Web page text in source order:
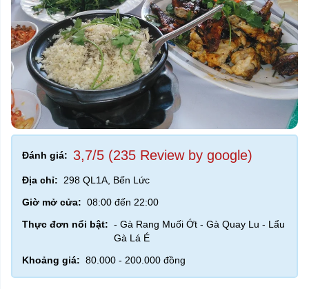
Đánh giá: 3,7/5 (235 Review by google)
Địa chỉ:
298 QL1A, Bến Lức
Giờ mở cửa: 08:00 đến 22:00
Thực đơn nổi bật: - Gà Rang Muối Ớt - Gà Quay Lu - Lẩu
Gà Lá É
Khoảng giá: 80.000 - 200.000 đồng